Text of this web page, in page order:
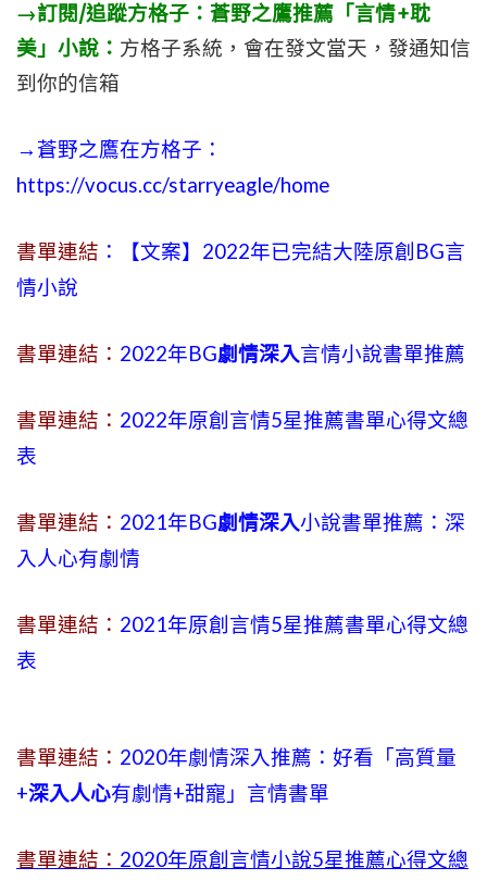
→訂閱/追蹤方格子：蒼野之鷹推薦「言情+耽
美」小說： 方格子系統，會在發文當天，發通知信
到你的信箱
→蒼野之鷹在方格子：
https://vocus.cc/starryeagle/home
書單連結 ：【文案】2022年已完結大陸原創BG言
情小說
書單連結： 2022年BG劇情深入言情小說書單推薦
書單連結： 2022年原創言情5星推薦書單心得文總
表
書單連結： 2021年BG劇情深入小說書單推薦：深
入人心有劇情
書單連結： 2021年原創言情5星推薦書單心得文總
表
書單連結： 2020年劇情深入推薦：好看「高質量
+深入人心有劇情+甜寵」言情書單
書單連結： 2020年原創言情小說5星推薦心得文總